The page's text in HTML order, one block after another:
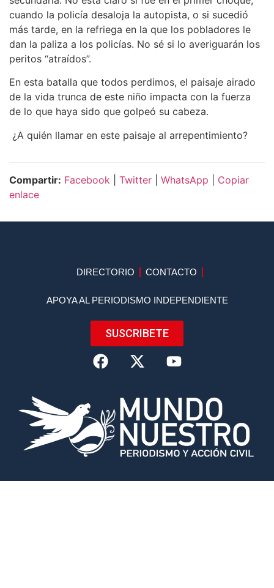
cuando la policía desaloja la autopista, o si sucedió
más tarde, en la refriega en la que los pobladores le
dan la paliza a los policías. No sé si lo averiguarán los
peritos “atraídos”.
En esta batalla que todos perdimos, el paisaje airado
de la vida trunca de este niño impacta con la fuerza
de lo que haya sido que golpeó su cabeza.
¿A quién llamar en este paisaje al arrepentimiento?
Compartir: Facebook Twitter WhatsApp
Copiar
enlace
DIRECTORIO CONTACTO
APOYA AL PERIODISMO INDEPENDIENTE
SUSCRIBETE